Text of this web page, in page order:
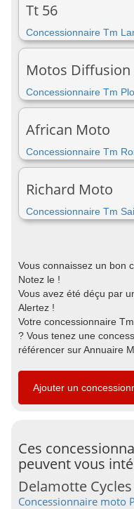
Tt 56
Concessionnaire Tm
Motos Diffusion
Concessionnaire Tm
African Moto
Concessionnaire Tm
Richard Moto
Concessionnaire Tm
Vous connaissez un bon
Notez le !
Vous avez été déçu par
Alertez !
Votre concessionnaire
? Vous tenez une
référencer sur Annuaire
Ajouter un
Ces
peuvent vous
Delamotte
Concessionnaire moto